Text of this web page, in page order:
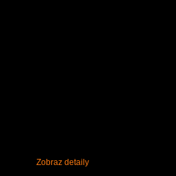
Zobraz detaily